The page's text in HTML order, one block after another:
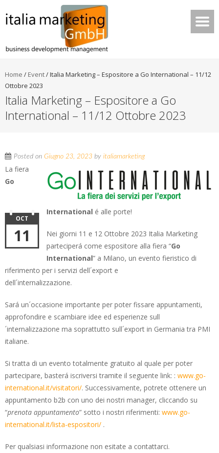
Home / Event/Italia Marketing – Espositore a Go International – 11/12
Ottobre 2023
Italia Marketing – Espositore a Go
International – 11/12 Ottobre 2023
Posted on Giugno 23, 2023 by italiamarketing
OCT
11
La fiera
Go
International é alle porte!
Nei giorni 11 e 12 Ottobre 2023 Italia Marketing
parteciperá come espositore alla fiera “Go
International” a Milano, un evento fieristico di
riferimento per i servizi dell´export e
dell´internalizzazione.
Sará un´occasione importante per poter fissare appuntamenti,
approfondire e scambiare idee ed esperienze sull
´internalizzazione ma soprattutto sull´export in Germania tra PMI
italiane.
Si tratta di un evento totalmente gratuito al quale per poter
partecipare, basterá iscriversi tramite il seguente link: : www.go-
international.it/visitatori/. Successivamente, potrete ottenere un
appuntamento b2b con uno dei nostri manager, cliccando su
“prenota appuntamento” sotto i nostri riferimenti: www.go-
international.it/lista-espositori/ .
Per qualsiasi informazione non esitate a contattarci.